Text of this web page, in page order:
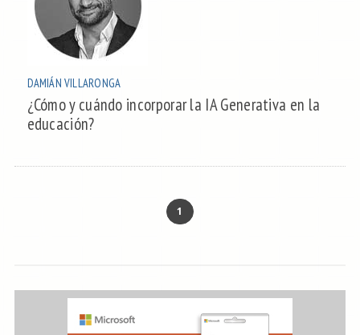
DAMIÁN VILLARONGA
¿Cómo y cuándo incorporar la IA Generativa en la
educación?
1